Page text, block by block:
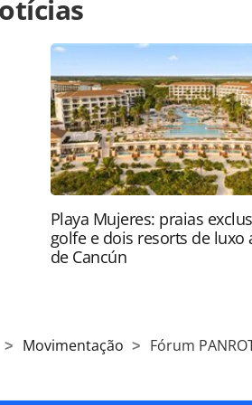
gente/
mais-fotos-do-2o-
conteúdo produzido pela
direito autoral. Não reproduza o
(copyright@panrotas.com.br).
Playa Mujeres: praias
golfe e dois resorts de luxo
de Cancún
Movimentação Fórum